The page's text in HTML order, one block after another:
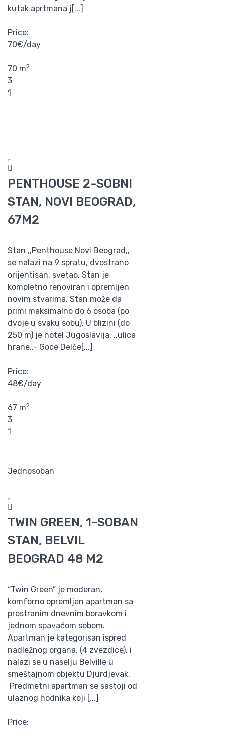
kutak aprtmana j[...]
Price:
70€/day
70 m2
3
1
PENTHOUSE 2-SOBNI
STAN, NOVI BEOGRAD,
67M2
Stan ‚‚Penthouse Novi Beograd‚‚
se nalazi na 9 spratu, dvostrano
orijentisan, svetao. Stan je
kompletno renoviran i opremljen
novim stvarima. Stan može da
primi maksimalno do 6 osoba (po
dvoje u svaku sobu). U blizini (do
250 m) je hotel Jugoslavija, ‚‚ulica
hrane‚‚- Goce Delče[...]
Price:
48€/day
67 m2
3
1
Jednosoban
TWIN GREEN, 1-SOBAN
STAN, BELVIL
BEOGRAD 48 M2
“Twin Green” je moderan,
komforno opremljen apartman sa
prostranim dnevnim boravkom i
jednom spavaćom sobom.
Apartman je kategorisan ispred
nadležnog organa, (4 zvezdice), i
nalazi se u naselju Belville u
smeštajnom objektu Djurdjevak.
Predmetni apartman se sastoji od
ulaznog hodnika koji [...]
Price: